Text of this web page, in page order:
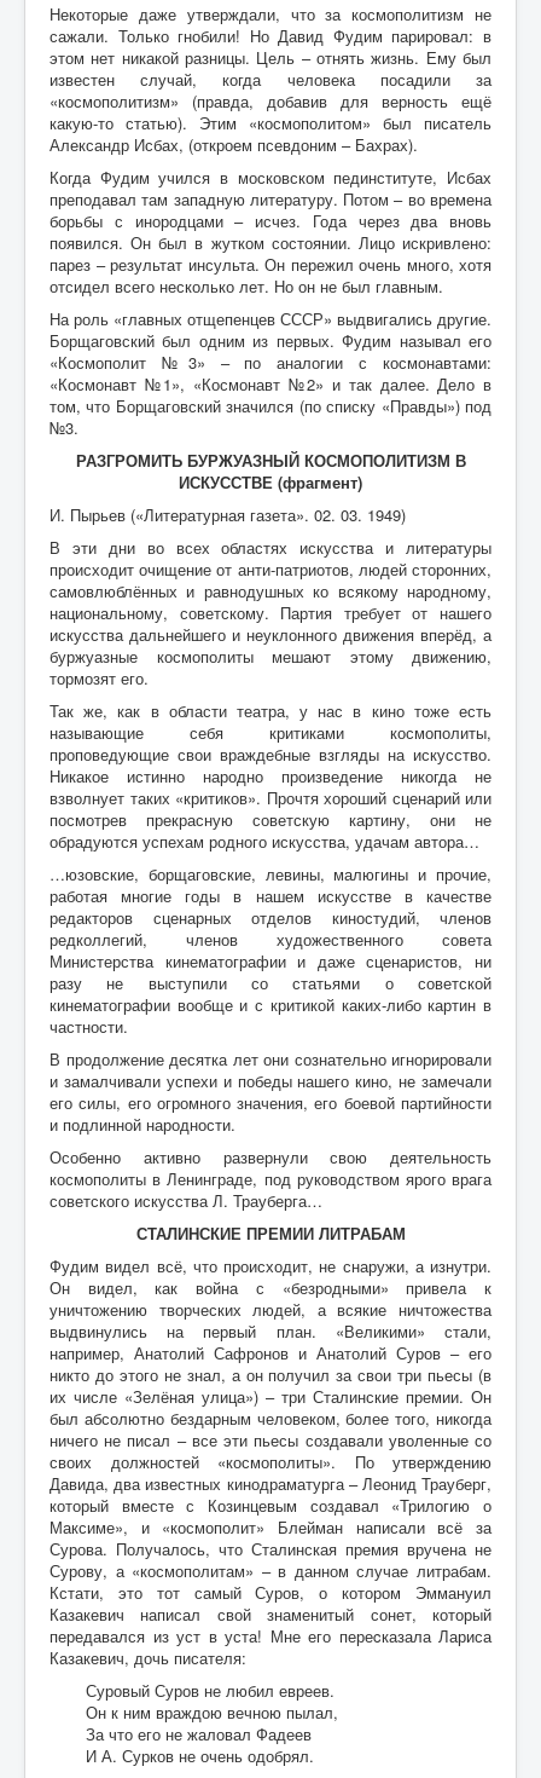
Некоторые даже утверждали, что за космополитизм не
сажали. Только гнобили! Но Давид Фудим парировал: в
этом нет никакой разницы. Цель – отнять жизнь. Ему был
известен случай, когда человека посадили за
«космополитизм» (правда, добавив для верность ещё
какую-то статью). Этим «космополитом» был писатель
Александр Исбах, (откроем псевдоним – Бахрах).
Когда Фудим учился в московском пединституте, Исбах
преподавал там западную литературу. Потом – во времена
борьбы с инородцами – исчез. Года через два вновь
появился. Он был в жутком состоянии. Лицо искривлено:
парез – результат инсульта. Он пережил очень много, хотя
отсидел всего несколько лет. Но он не был главным.
На роль «главных отщепенцев СССР» выдвигались другие.
Борщаговский был одним из первых. Фудим называл его
«Космополит №3» – по аналогии с космонавтами:
«Космонавт №1», «Космонавт №2» и так далее. Дело в
том, что Борщаговский значился (по списку «Правды») под
№3.
РАЗГРОМИТЬ БУРЖУАЗНЫЙ КОСМОПОЛИТИЗМ В
ИСКУССТВЕ (фрагмент)
И. Пырьев («Литературная газета». 02. 03. 1949)
В эти дни во всех областях искусства и литературы
происходит очищение от анти-патриотов, людей сторонних,
самовлюблённых и равнодушных ко всякому народному,
национальному, советскому. Партия требует от нашего
искусства дальнейшего и неуклонного движения вперёд, а
буржуазные космополиты мешают этому движению,
тормозят его.
Так же, как в области театра, у нас в кино тоже есть
называющие себя критиками космополиты,
проповедующие свои враждебные взгляды на искусство.
Никакое истинно народно произведение никогда не
взволнует таких «критиков». Прочтя хороший сценарий или
посмотрев прекрасную советскую картину, они не
обрадуются успехам родного искусства, удачам автора…
…юзовские, борщаговские, левины, малюгины и прочие,
работая многие годы в нашем искусстве в качестве
редакторов сценарных отделов киностудий, членов
редколлегий, членов художественного совета
Министерства кинематографии и даже сценаристов, ни
разу не выступили со статьями о советской
кинематографии вообще и с критикой каких-либо картин в
частности.
В продолжение десятка лет они сознательно игнорировали
и замалчивали успехи и победы нашего кино, не замечали
его силы, его огромного значения, его боевой партийности
и подлинной народности.
Особенно активно развернули свою деятельность
космополиты в Ленинграде, под руководством ярого врага
советского искусства Л. Трауберга…
СТАЛИНСКИЕ ПРЕМИИ ЛИТРАБАМ
Фудим видел всё, что происходит, не снаружи, а изнутри.
Он видел, как война с «безродными» привела к
уничтожению творческих людей, а всякие ничтожества
выдвинулись на первый план. «Великими» стали,
например, Анатолий Сафронов и Анатолий Суров – его
никто до этого не знал, а он получил за свои три пьесы (в
их числе «Зелёная улица») – три Сталинские премии. Он
был абсолютно бездарным человеком, более того, никогда
ничего не писал – все эти пьесы создавали уволенные со
своих должностей «космополиты». По утверждению
Давида, два известных кинодраматурга – Леонид Трауберг,
который вместе с Козинцевым создавал «Трилогию о
Максиме», и «космополит» Блейман написали всё за
Сурова. Получалось, что Сталинская премия вручена не
Сурову, а «космополитам» – в данном случае литрабам.
Кстати, это тот самый Суров, о котором Эммануил
Казакевич написал свой знаменитый сонет, который
передавался из уст в уста! Мне его переcказала Лариса
Казакевич, дочь писателя:
Суровый Суров не любил евреев.
Он к ним враждою вечною пылал,
За что его не жаловал Фадеев
И А. Сурков не очень одобрял.